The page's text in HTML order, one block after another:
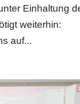
Einhaltung
weiterhin:
auf...